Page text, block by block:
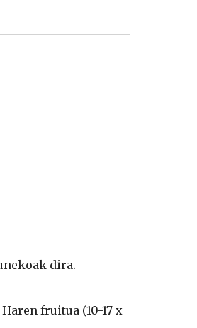
dira.
fruitua (10-17 x